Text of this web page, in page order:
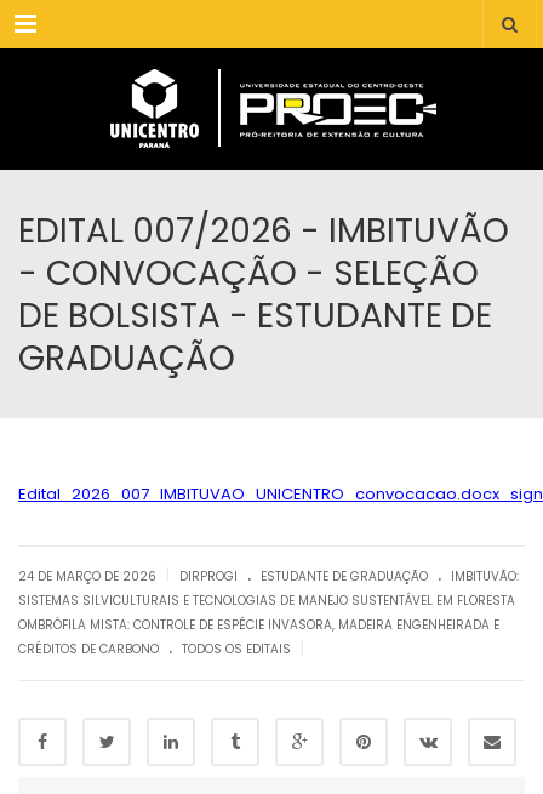
Menu
EDITAL 007/2026 - IMBITUVÃO
- CONVOCAÇÃO - SELEÇÃO
DE BOLSISTA - ESTUDANTE DE
GRADUAÇÃO
24 DE MARÇO DE 2026 DIRPROGI . ESTUDANTE DE GRADUAÇÃO . IMBITUVÃO:
SISTEMAS SILVICULTURAIS E TECNOLOGIAS DE MANEJO SUSTENTÁVEL EM FLORESTA
OMBRÓFILA MISTA: CONTROLE DE ESPÉCIE INVASORA, MADEIRA ENGENHEIRADA E
CRÉDITOS DE CARBONO . TODOS OS EDITAIS